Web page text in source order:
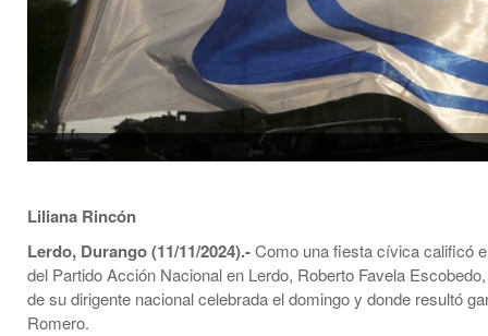
Liliana Rincón
Lerdo, Durango (11/11/2024).-Como una fiesta cívica calificó
del Partido Acción Nacional en Lerdo, Roberto Favela
de su dirigente nacional celebrada el domingo y donde resultó
Romero.